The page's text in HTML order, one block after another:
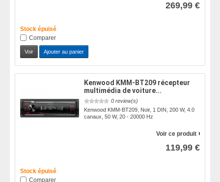
269,99 €
Stock épuisé
Comparer
Voir Ajouter au panier
Kenwood KMM-BT209 récepteur
multimédia de voiture...
0 review(s)
Kenwood KMM-BT209, Noir, 1 DIN, 200 W, 4.0
canaux, 50 W, 20 - 20000 Hz
Voir ce produit
119,99 €
Stock épuisé
Comparer